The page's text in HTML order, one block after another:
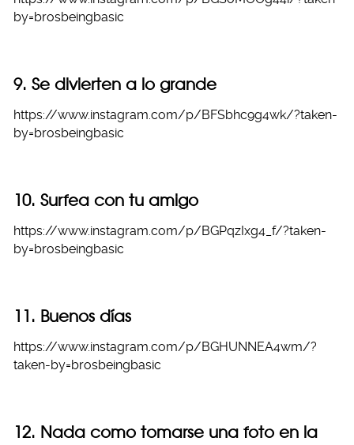
by=brosbeingbasic
9. Se divierten a lo grande
https://www.instagram.com/p/BFSbhc9g4wk/?taken-
by=brosbeingbasic
10. Surfea con tu amigo
https://www.instagram.com/p/BGPqzIxg4_f/?taken-
by=brosbeingbasic
11. Buenos días
https://www.instagram.com/p/BGHUNNEA4wm/?
taken-by=brosbeingbasic
12. Nada como tomarse una foto en la